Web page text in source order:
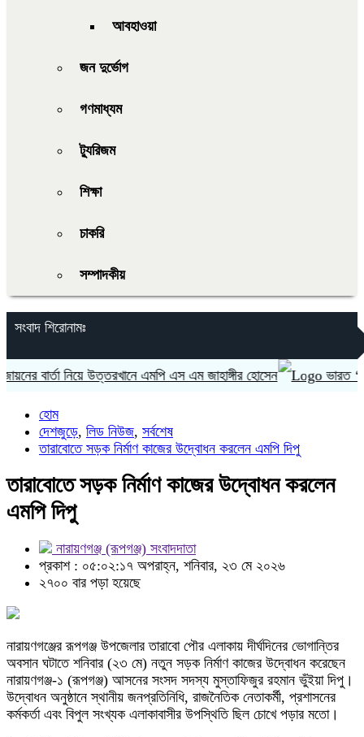
আবহাওয়া
জন দুর্ভোগ
গণমাধ্যম
ট্যুরিজম
শিক্ষা
চাকরি
সম্পাদকীয়
সংবাদ শিরোনামঃ
নিয়ে উত্তরখানে এমপি এস এম জাহাঙ্গীর হোসেন ভারত
হোম
দেশজুড়ে, লিড নিউজ, সর্বশেষ
তারাবোতে সড়ক নির্মাণ কাজের উদ্বোধন করলেন এমপি দিপু
তারাবোতে সড়ক নির্মাণ কাজের উদ্বোধন করলেন
এমপি দিপু
নারায়ণগঞ্জ (রূপগঞ্জ) সংবাদদাতা
প্রকাশ : ০৫:০২:১৭ অপরাহ্ন, শনিবার, ২৩ মে ২০২৬
২৭০০ বার পড়া হয়েছে
নারায়ণগঞ্জের রূপগঞ্জ উপজেলার তারাবো পৌর এলাকায় দীর্ঘদিনের ভোগান্তির
অবসান ঘটাতে শনিবার (২৩ মে) নতুন সড়ক নির্মাণ কাজের উদ্বোধন করেছেন
নারায়ণগঞ্জ-১ (রূপগঞ্জ) আসনের সংসদ সদস্য মুস্তাফিজুর রহমান ভুঁইয়া দিপু।
উদ্বোধন অনুষ্ঠানে স্থানীয় জনপ্রতিনিধি, রাজনৈতিক নেতাকর্মী, প্রশাসনের
কর্মকর্তা এবং বিপুল সংখ্যক এলাকাবাসীর উপস্থিতি ছিল চোখে পড়ার মতো।